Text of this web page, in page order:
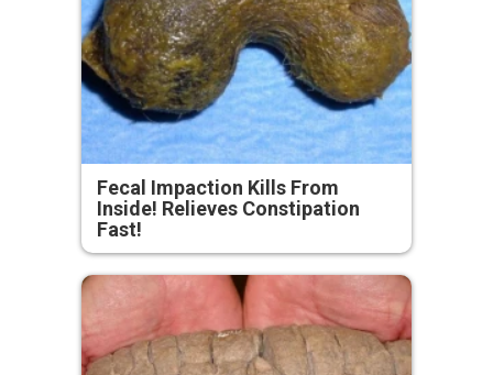
Fecal Impaction Kills From
Inside! Relieves Constipation
Fast!